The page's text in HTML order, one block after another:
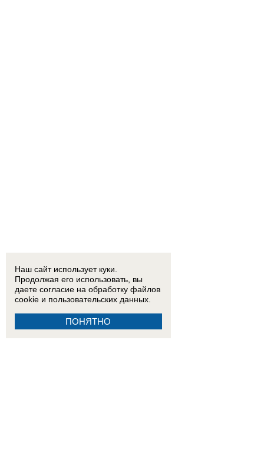
Наш сайт использует куки.
Продолжая его использовать, вы
даете согласие на обработку файлов
cookie и пользовательских данных.
ПОНЯТНО